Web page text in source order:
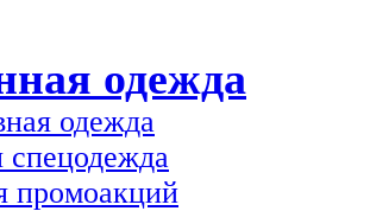
одежда
одежда
промоакций